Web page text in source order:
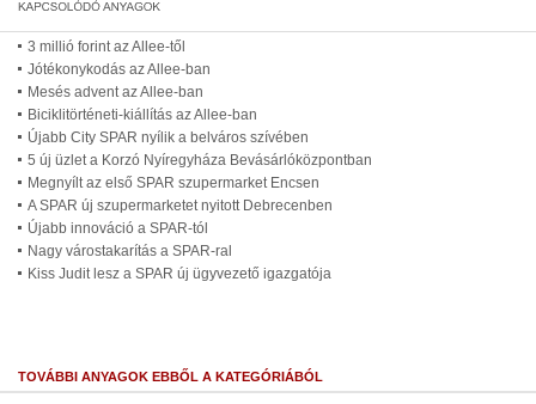
3 millió forint az Allee-től
Jótékonykodás az Allee-ban
Mesés advent az Allee-ban
Biciklitörténeti-kiállítás az Allee-ban
Újabb City SPAR nyílik a belváros szívében
5 új üzlet a Korzó Nyíregyháza Bevásárlóközpontban
Megnyílt az első SPAR szupermarket Encsen
A SPAR új szupermarketet nyitott Debrecenben
Újabb innováció a SPAR-tól
Nagy várostakarítás a SPAR-ral
Kiss Judit lesz a SPAR új ügyvezető igazgatója
TOVÁBBI ANYAGOK EBBŐL A KATEGÓRIÁBÓL